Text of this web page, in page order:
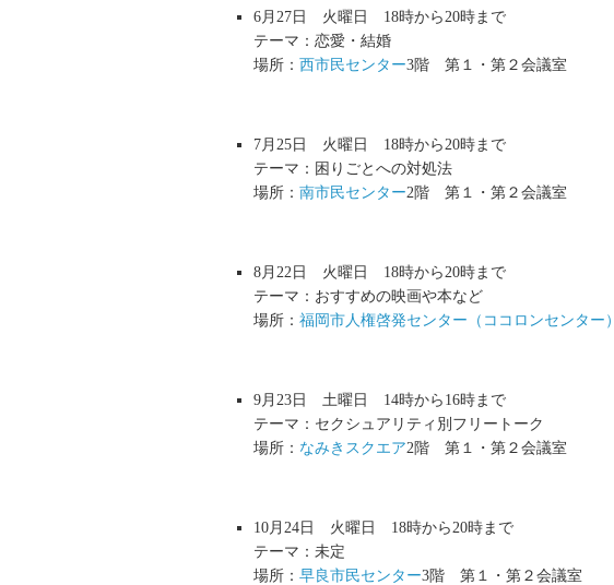
6月27日 火曜日 18時から20時まで
テーマ：恋愛・結婚
場所： 西市民センター3階 第１・第２会議室
7月25日 火曜日 18時から20時まで
テーマ：困りごとへの対処法
場所： 南市民センター2階 第１・第２会議室
8月22日 火曜日 18時から20時まで
テーマ：おすすめの映画や本など
場所： 福岡市人権啓発センター（ココロンセンター）
9月23日 土曜日 14時から16時まで
テーマ：セクシュアリティ別フリートーク
場所： なみきスクエア2階 第１・第２会議室
10月24日 火曜日 18時から20時まで
テーマ：未定
場所： 早良市民センター3階 第１・第２会議室